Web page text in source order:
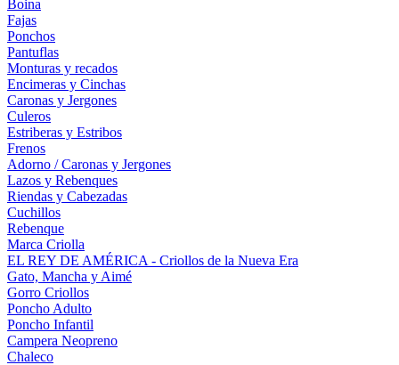
Boina
Fajas
Ponchos
Pantuflas
Monturas y recados
Encimeras y Cinchas
Caronas y Jergones
Culeros
Estriberas y Estribos
Frenos
Adorno / Caronas y Jergones
Lazos y Rebenques
Riendas y Cabezadas
Cuchillos
Rebenque
Marca Criolla
EL REY DE AMÉRICA - Criollos de la Nueva Era
Gato, Mancha y Aimé
Gorro Criollos
Poncho Adulto
Poncho Infantil
Campera Neopreno
Chaleco